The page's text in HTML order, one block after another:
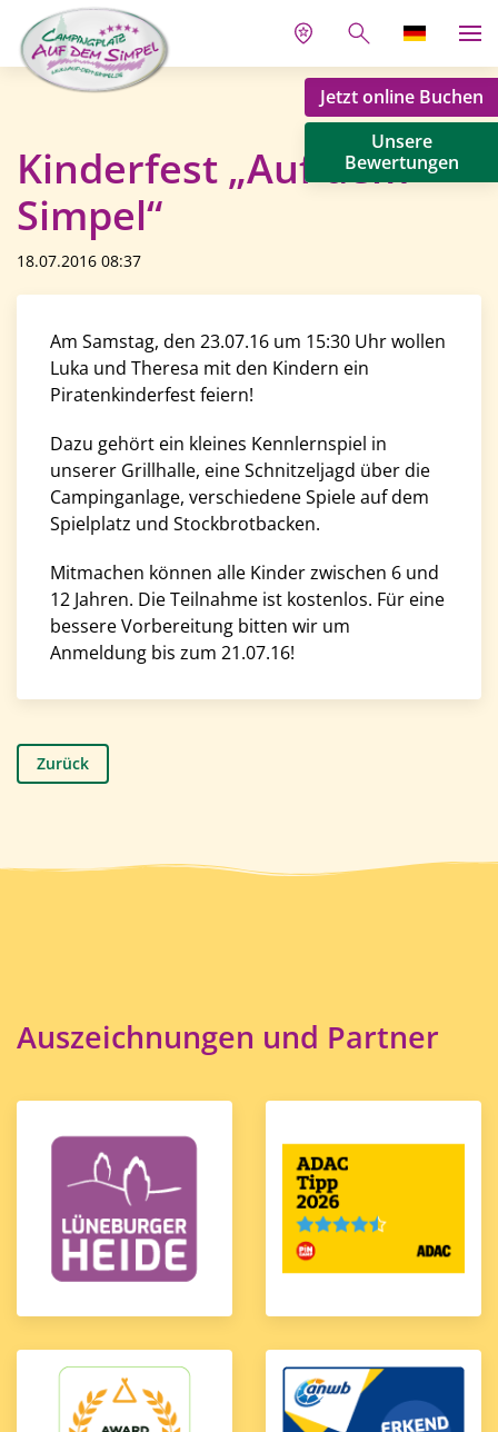
Jetzt online Buchen
Unsere
Bewertungen
Kinderfest „Auf dem
Simpel“
18.07.2016 08:37
Am Samstag, den 23.07.16 um 15:30 Uhr wollen
Luka und Theresa mit den Kindern ein
Piratenkinderfest feiern!
Dazu gehört ein kleines Kennlernspiel in
unserer Grillhalle, eine Schnitzeljagd über die
Campinganlage, verschiedene Spiele auf dem
Spielplatz und Stockbrotbacken.
Mitmachen können alle Kinder zwischen 6 und
12 Jahren. Die Teilnahme ist kostenlos. Für eine
bessere Vorbereitung bitten wir um
Anmeldung bis zum 21.07.16!
Zurück
Auszeichnungen und Partner